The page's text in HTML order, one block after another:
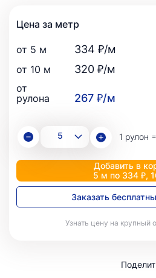
Цена за метр
от 5 м 334 ₽/м
от 10 м 320 ₽/м
от
рулона
267 ₽/м
1 рулон
Добавить в
5 м по 334 ₽,
Заказать
Узнать цену на крупный